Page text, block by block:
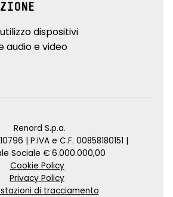
dispositivi
audio e video
Renord S.p.a.
| P.IVA e C.F. 00858180151 |
Sociale € 6.000.000,00
Cookie Policy
Privacy Policy
di tracciamento